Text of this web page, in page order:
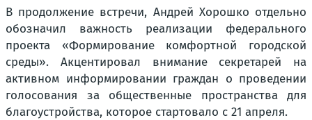
В продолжение встречи, Андрей Хорошко отдельно
обозначил важность реализации федерального
проекта «Формирование комфортной городской
среды». Акцентировал внимание секретарей на
активном информировании граждан о проведении
голосования за общественные пространства для
благоустройства, которое стартовало с 21 апреля.